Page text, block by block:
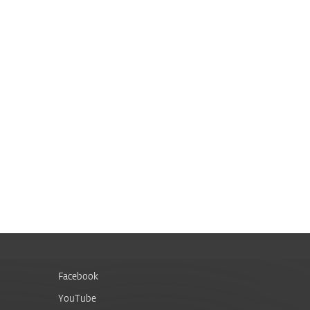
Facebook
YouTube